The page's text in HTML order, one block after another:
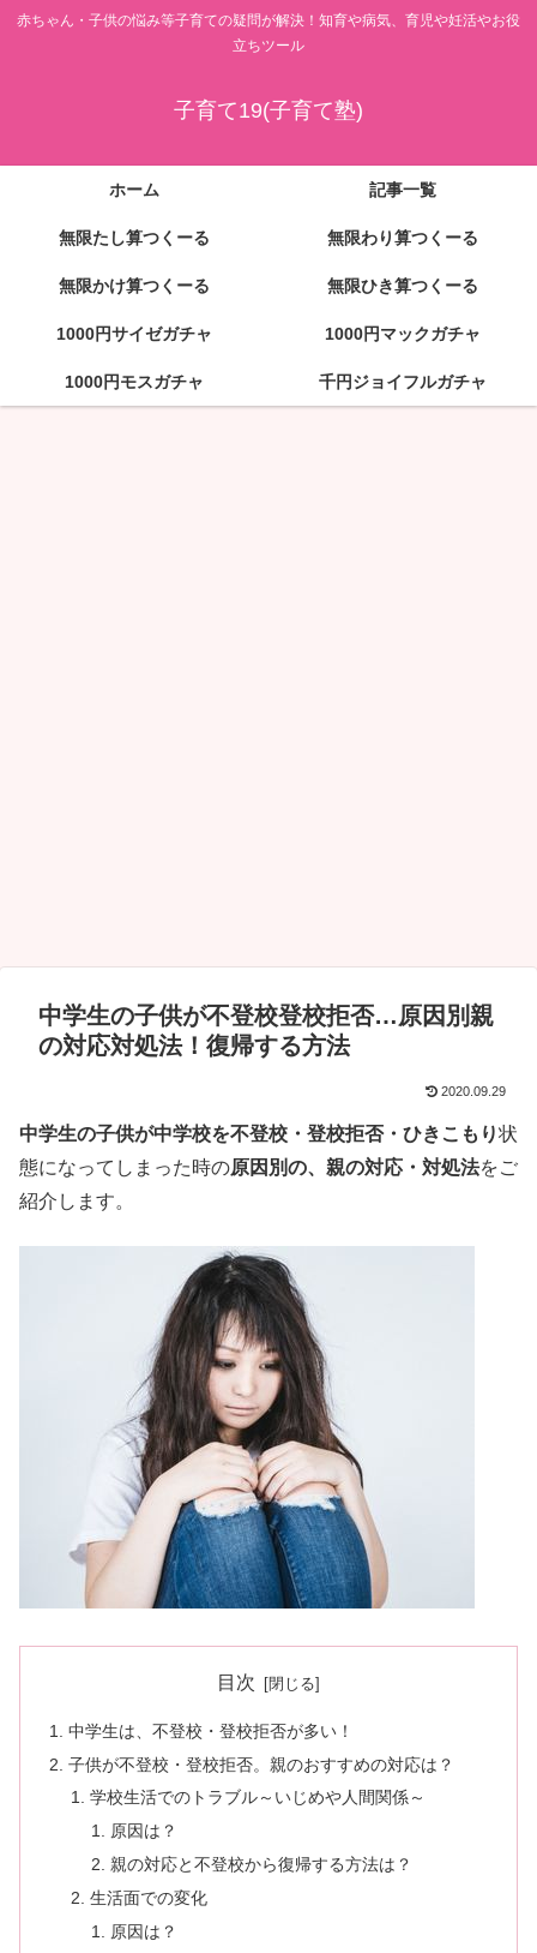
赤ちゃん・子供の悩み等子育ての疑問が解決！知育や病気、育児や妊活やお役
立ちツール
子育て19(子育て塾)
ホーム 記事一覧
無限たし算つくーる 無限わり算つくーる
無限かけ算つくーる 無限ひき算つくーる
1000円サイゼガチャ 1000円マックガチャ
1000円モスガチャ 千円ジョイフルガチャ
中学生の子供が不登校登校拒否…原因別親
の対応対処法！復帰する方法
2020.09.29
中学生の子供が中学校を不登校・登校拒否・ひきこもり状
態になってしまった時の原因別の、親の対応・対処法をご
紹介します。
目次
中学生は、不登校・登校拒否が多い！
子供が不登校・登校拒否。親のおすすめの対応は？
学校生活でのトラブル～いじめや人間関係～
原因は？
親の対応と不登校から復帰する方法は？
生活面での変化
原因は？